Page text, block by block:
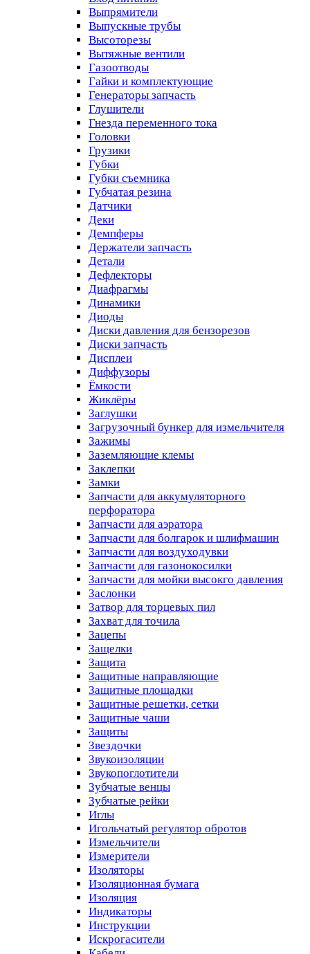
Выпрямители
Выпускные трубы
Высоторезы
Вытяжные вентили
Газоотводы
Гайки и комплектующие
Генераторы запчасть
Глушители
Гнезда переменного тока
Головки
Грузики
Губки
Губки съемника
Губчатая резина
Датчики
Деки
Демпферы
Держатели запчасть
Детали
Дефлекторы
Диафрагмы
Динамики
Диоды
Диски давления для бензорезов
Диски запчасть
Дисплеи
Диффузоры
Ёмкости
Жиклёры
Заглушки
Загрузочный бункер для измельчителя
Зажимы
Заземляющие клемы
Заклепки
Замки
Запчасти для аккумуляторного
перфоратора
Запчасти для аэратора
Запчасти для болгарок и шлифмашин
Запчасти для воздуходувки
Запчасти для газонокосилки
Запчасти для мойки высокго давления
Заслонки
Затвор для торцевых пил
Захват для точила
Зацепы
Защелки
Защита
Защитные направляющие
Защитные площадки
Защитные решетки, сетки
Защитные чаши
Защиты
Звездочки
Звукоизоляции
Звукопоглотители
Зубчатые венцы
Зубчатые рейки
Иглы
Игольчатый регулятор обротов
Измельчители
Измерители
Изоляторы
Изоляционная бумага
Изоляция
Индикаторы
Инструкции
Искрогасители